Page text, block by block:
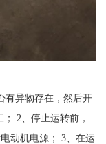
有异物存在，然后开
2、停止运转前，
动机电源； 3、在运